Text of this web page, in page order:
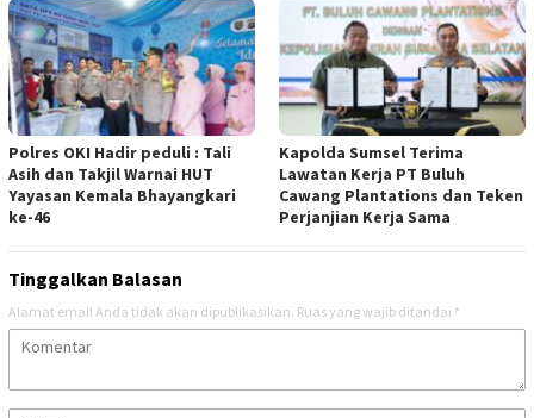
Polres OKI Hadir peduli : Tali
Asih dan Takjil Warnai HUT
Yayasan Kemala Bhayangkari
ke-46
Kapolda Sumsel Terima
Lawatan Kerja PT Buluh
Cawang Plantations dan Teken
Perjanjian Kerja Sama
Tinggalkan Balasan
Alamat email Anda tidak akan dipublikasikan. Ruas yang wajib ditandai *